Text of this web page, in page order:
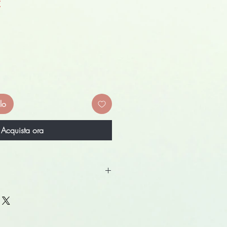
Prezzo
Acquista ora
e super glamour